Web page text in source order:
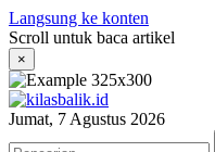
Langsung ke konten
Scroll untuk baca artikel
×
Jumat, 7 Agustus 2026